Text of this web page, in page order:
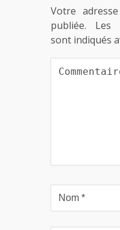
Votre
publiée.
Les
sont indiqués